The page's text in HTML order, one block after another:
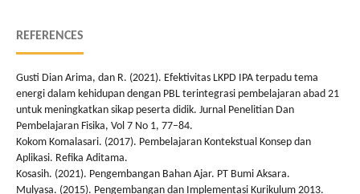
REFERENCES
Gusti Dian Arima, dan R. (2021). Efektivitas LKPD IPA terpadu tema
energi dalam kehidupan dengan PBL terintegrasi pembelajaran abad 21
untuk meningkatkan sikap peserta didik. Jurnal Penelitian Dan
Pembelajaran Fisika, Vol 7 No 1, 77–84.
Kokom Komalasari. (2017). Pembelajaran Kontekstual Konsep dan
Aplikasi. Refika Aditama.
Kosasih. (2021). Pengembangan Bahan Ajar. PT Bumi Aksara.
Mulyasa. (2015). Pengembangan dan Implementasi Kurikulum 2013.